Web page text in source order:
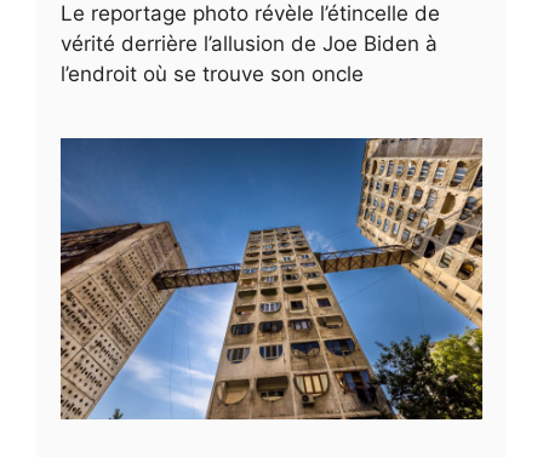
Le reportage photo révèle l’étincelle de
vérité derrière l’allusion de Joe Biden à
l’endroit où se trouve son oncle